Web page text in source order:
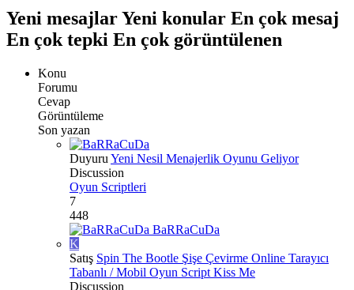
Yeni mesajlarYeni konular En çok mesaj
En çok tepki En çok görüntülenen
Konu
Forumu
Cevap
Görüntüleme
Son yazan
Duyuru Yeni Nesil Menajerlik Oyunu Geliyor
Discussion
Oyun Scriptleri
7
448
BaRRaCuDa
K
Satış Spin The Bootle Şişe Çevirme Online Tarayıcı
Tabanlı / Mobil Oyun Script Kiss Me
Discussion